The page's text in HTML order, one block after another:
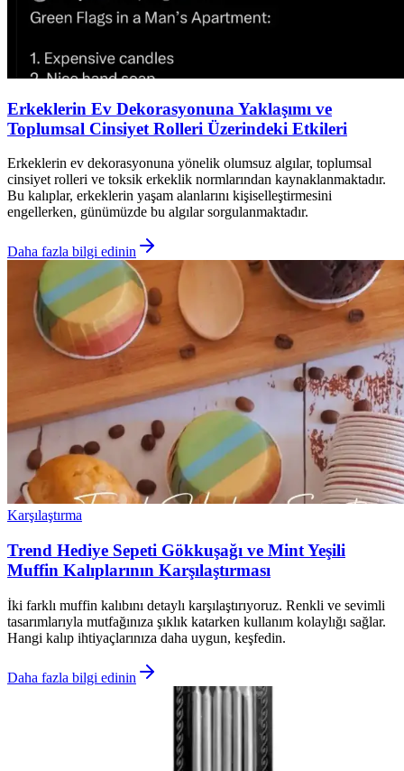
Erkeklerin Ev Dekorasyonuna Yaklaşımı ve
Toplumsal Cinsiyet Rolleri Üzerindeki Etkileri
Erkeklerin ev dekorasyonuna yönelik olumsuz algılar, toplumsal
cinsiyet rolleri ve toksik erkeklik normlarından kaynaklanmaktadır.
Bu kalıplar, erkeklerin yaşam alanlarını kişiselleştirmesini
engellerken, günümüzde bu algılar sorgulanmaktadır.
Daha fazla bilgi edinin
Karşılaştırma
Trend Hediye Sepeti Gökkuşağı ve Mint Yeşili
Muffin Kalıplarının Karşılaştırması
İki farklı muffin kalıbını detaylı karşılaştırıyoruz. Renkli ve sevimli
tasarımlarıyla mutfağınıza şıklık katarken kullanım kolaylığı sağlar.
Hangi kalıp ihtiyaçlarınıza daha uygun, keşfedin.
Daha fazla bilgi edinin